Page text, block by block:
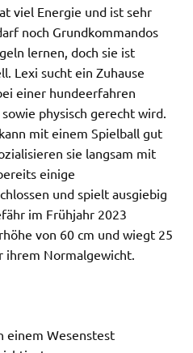
viel Energie und ist sehr
noch Grundkommandos
lernen, doch sie ist
Lexi sucht ein Zuhause
einer hundeerfahren
physisch gerecht wird.
mit einem Spielball gut
sie langsam mit
einige
und spielt ausgiebig
im Frühjahr 2023
von 60 cm und wiegt 25
ihrem Normalgewicht.
einem Wesenstest